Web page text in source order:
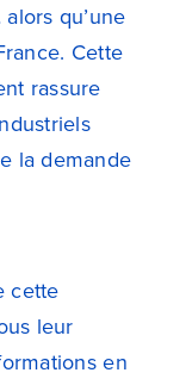
qu’une
Cette
rassure
la demande
cette
leur
en